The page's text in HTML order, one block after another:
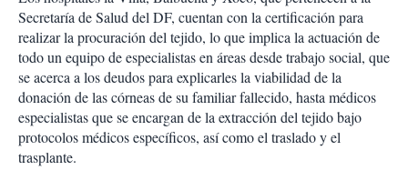
Secretaría de Salud del DF, cuentan con la certificación para
realizar la procuración del tejido, lo que implica la actuación de
todo un equipo de especialistas en áreas desde trabajo social, que
se acerca a los deudos para explicarles la viabilidad de la
donación de las córneas de su familiar fallecido, hasta médicos
especialistas que se encargan de la extracción del tejido bajo
protocolos médicos específicos, así como el traslado y el
trasplante.